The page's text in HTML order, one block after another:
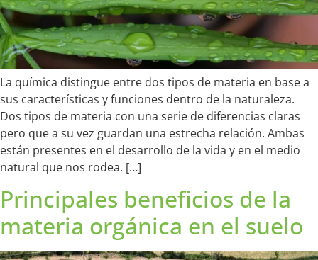
La química distingue entre dos tipos de materia en base a
sus características y funciones dentro de la naturaleza.
Dos tipos de materia con una serie de diferencias claras
pero que a su vez guardan una estrecha relación. Ambas
están presentes en el desarrollo de la vida y en el medio
natural que nos rodea. […]
Principales beneficios de la
materia orgánica en el suelo